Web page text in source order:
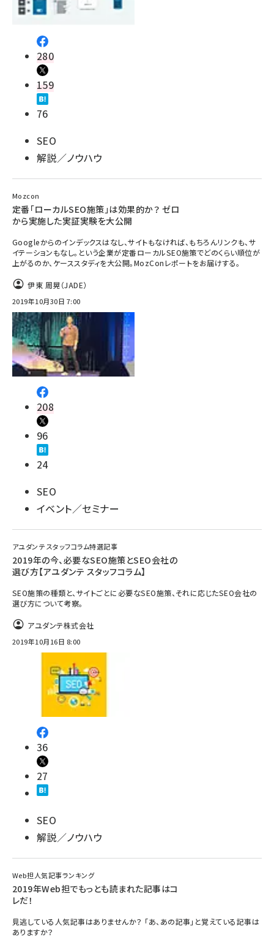
280
159
76
SEO
解説／ノウハウ
Mozcon
定番「ローカルSEO施策」は効果的か？ ゼロ
から実施した実証実験を大公開
Googleからのインデックスはなし、サイトもなければ、もちろんリンクも、サ
イテーションもなし。という企業が定番ローカルSEO施策でどのくらい順位が
上がるのか、ケーススタディを大公開。MozConレポートをお届けする。
伊東 周晃（JADE）
2019年10月30日 7:00
208
96
24
SEO
イベント／セミナー
アユダンテ スタッフコラム特選記事
2019年の今、必要なSEO施策とSEO会社の
選び方【アユダンテ スタッフコラム】
SEO施策の種類と、サイトごとに必要なSEO施策、それに応じたSEO会社の
選び方について考察。
アユダンテ株式会社
2019年10月16日 8:00
36
27
SEO
解説／ノウハウ
Web担人気記事ランキング
2019年Web担でもっとも読まれた記事はコ
レだ！
見逃している人気記事はありませんか？ 「あ、あの記事」と覚えている記事は
ありますか？